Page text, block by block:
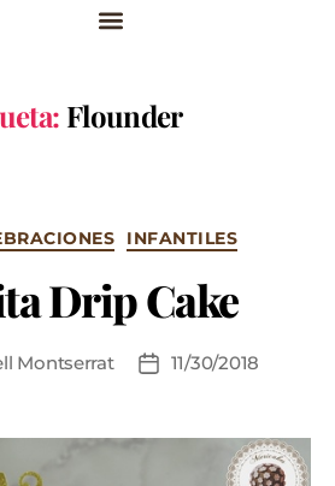
Flounder
INFANTILES
Drip Cake
Montserrat 11/30/2018